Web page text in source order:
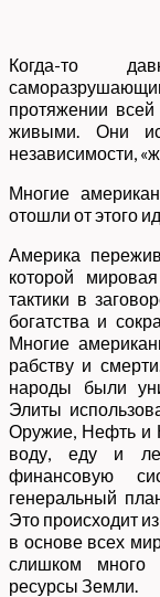
Когда-то
протяжении
живыми. Они
независимости,
Многие
отошли от этого
Америка
которой
тактики в
богатства и
Многие
рабству и
народы были
Элиты
Оружие, Нефть и
воду, еду и
финансовую
генеральный
Это происходит
в основе всех
слишком много
ресурсы Земли.